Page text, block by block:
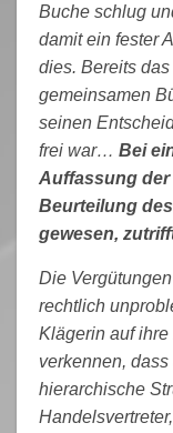
Buche schlug
damit ein fester
dies. Bereits
gemeinsamen
seinen
frei war… Bei
Auffassung
Beurteilung
gewesen,
Die
rechtlich
Klägerin auf ihre
verkennen,
hierarchische